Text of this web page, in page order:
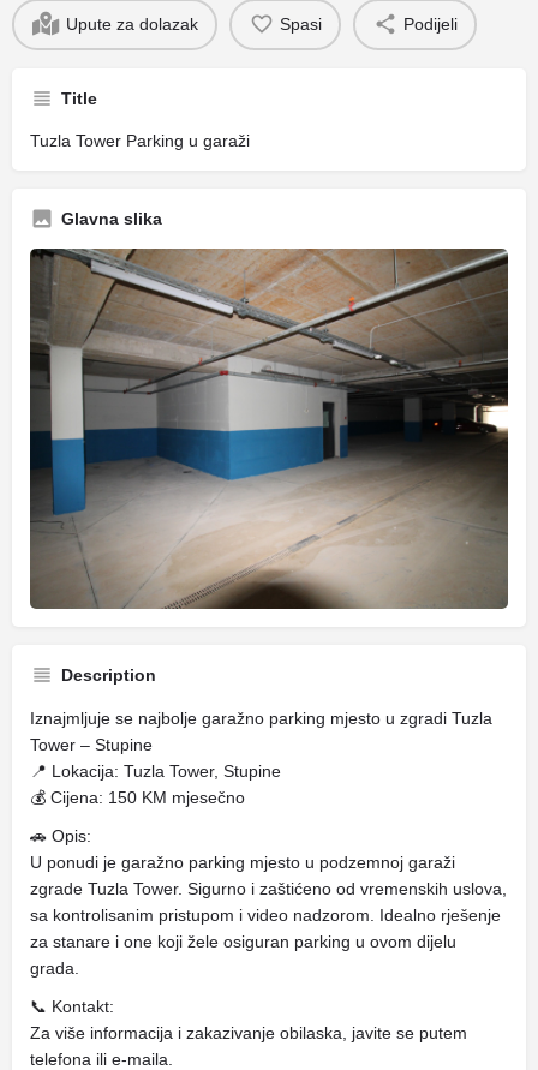
Upute za dolazak Spasi Podijeli
Title
Tuzla Tower Parking u garaži
Glavna slika
Description
Iznajmljuje se najbolje garažno parking mjesto u zgradi Tuzla
Tower – Stupine
📍 Lokacija: Tuzla Tower, Stupine
💰 Cijena: 150 KM mjesečno
🚗 Opis:
U ponudi je garažno parking mjesto u podzemnoj garaži
zgrade Tuzla Tower. Sigurno i zaštićeno od vremenskih uslova,
sa kontrolisanim pristupom i video nadzorom. Idealno rješenje
za stanare i one koji žele osiguran parking u ovom dijelu
grada.
📞 Kontakt:
Za više informacija i zakazivanje obilaska, javite se putem
telefona ili e-maila.